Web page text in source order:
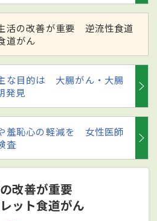
活の改善が重要 逆流性食道
道がん
な目的は 大腸がん・大腸
発見
羞恥心の軽減を 女性医師
査
改善が重要
ット食道がん